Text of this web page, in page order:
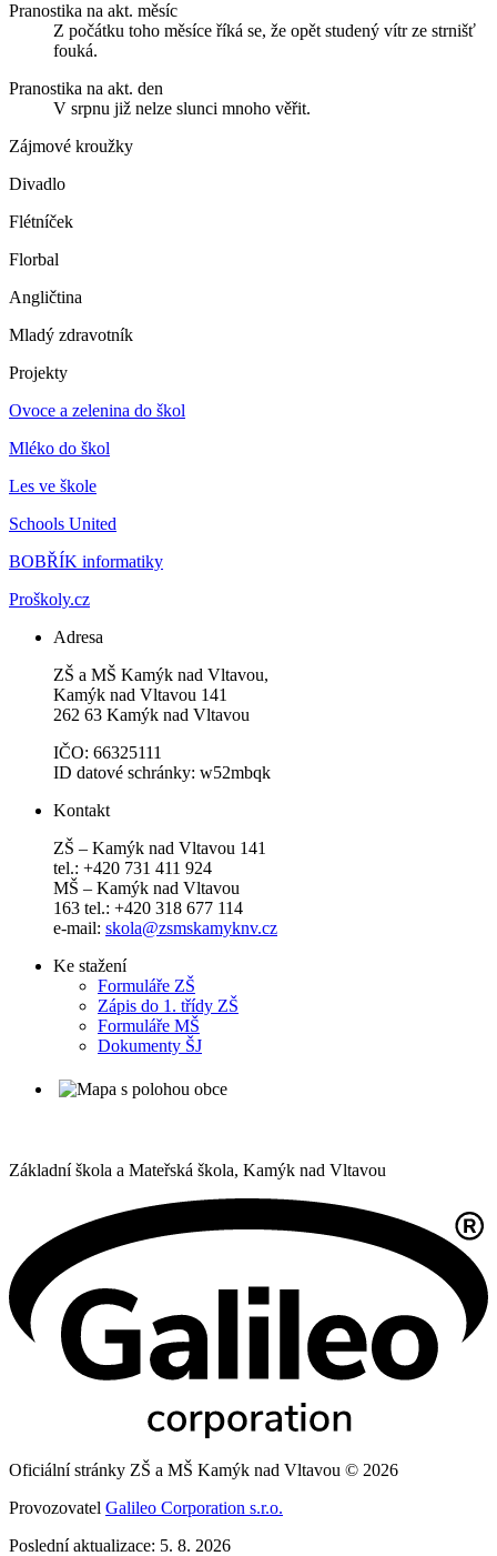
Pranostika na akt. měsíc
Z počátku toho měsíce říká se, že opět studený vítr ze strnišť
fouká.
Pranostika na akt. den
V srpnu již nelze slunci mnoho věřit.
Zájmové kroužky
Divadlo
Flétníček
Florbal
Angličtina
Mladý zdravotník
Projekty
Ovoce a zelenina do škol
Mléko do škol
Les ve škole
Schools United
BOBŘÍK informatiky
Proškoly.cz
Adresa
ZŠ a MŠ Kamýk nad Vltavou,
Kamýk nad Vltavou 141
262 63 Kamýk nad Vltavou
IČO: 66325111
ID datové schránky: w52mbqk
Kontakt
ZŠ – Kamýk nad Vltavou 141
tel.: +420 731 411 924
MŠ – Kamýk nad Vltavou
163 tel.: +420 318 677 114
e-mail: skola@zsmskamyknv.cz
Ke stažení
Formuláře ZŠ
Zápis do 1. třídy ZŠ
Formuláře MŠ
Dokumenty ŠJ
Základní škola a Mateřská škola, Kamýk nad Vltavou
Oficiální stránky ZŠ a MŠ Kamýk nad Vltavou © 2026
Provozovatel Galileo Corporation s.r.o.
Poslední aktualizace: 5. 8. 2026